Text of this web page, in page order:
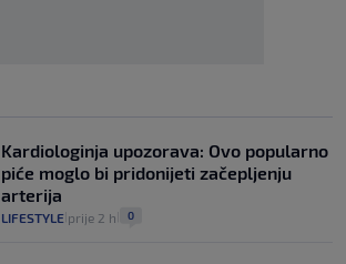
Kardiologinja upozorava: Ovo popularno
piće moglo bi pridonijeti začepljenju
arterija
LIFESTYLE prije 2 h 0